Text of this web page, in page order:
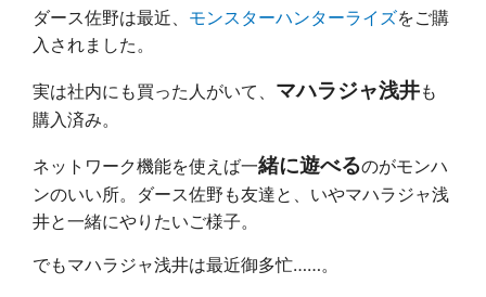
ダース佐野は最近、 モンスターハンターライズをご購
入されました。
実は社内にも買った人がいて、 マハラジャ浅井も
購入済み。
ネットワーク機能を使えば一緒に遊べるのがモンハ
ンのいい所。ダース佐野も友達と、いやマハラジャ浅
井と一緒にやりたいご様子。
でもマハラジャ浅井は最近御多忙……。